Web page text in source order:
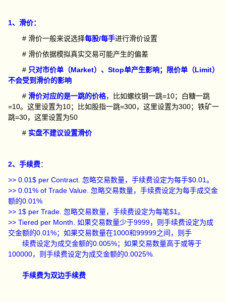
1、滑价：
# 滑价一般来说选择每股/每手进行滑价设置
# 滑价依据模拟真实交易可能产生的偏差
# 只对市价单（Market）、Stop单产生影响；限价单（Limit）
不会受到滑价的影响
#滑价对应的是一跳的价格，比如螺纹钢一跳=10；白糖一跳
=10。这里设置为10；比如股指一跳=300，这里设置为300；铁矿一
跳=30，这里设置为50
# 实盘不建议设置滑价
2、手续费：
>> 0.01$ per Contract. 忽略交易数量，手续费设定为每手$0.01。
>> 0.01% of Trade Value. 忽略交易数量，手续费设定为每手成交金
额的0.01%
>> 1$ per Trade. 忽略交易数量，手续费设定为每笔$1。
>> Tiered per Month. 如果交易数量少于9999，则手续费设定为成
交金额的0.01%；如果交易数量在1000和99999之间，则手
续费设定为成交金额的0.005%；如果交易数量高于或等于
100000，则手续费设定为成交金额的0.0025%.
手续费为双边手续费